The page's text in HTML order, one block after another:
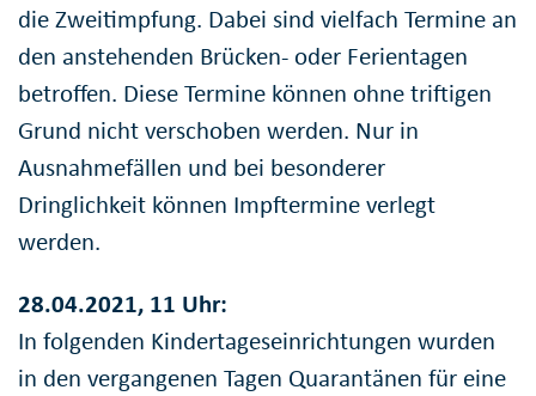
die Zweitimpfung. Dabei sind vielfach Termine an
den anstehenden Brücken- oder Ferientagen
betroffen. Diese Termine können ohne triftigen
Grund nicht verschoben werden. Nur in
Ausnahmefällen und bei besonderer
Dringlichkeit können Impftermine verlegt
werden.
28.04.2021, 11 Uhr:
In folgenden Kindertageseinrichtungen wurden
in den vergangenen Tagen Quarantänen für eine